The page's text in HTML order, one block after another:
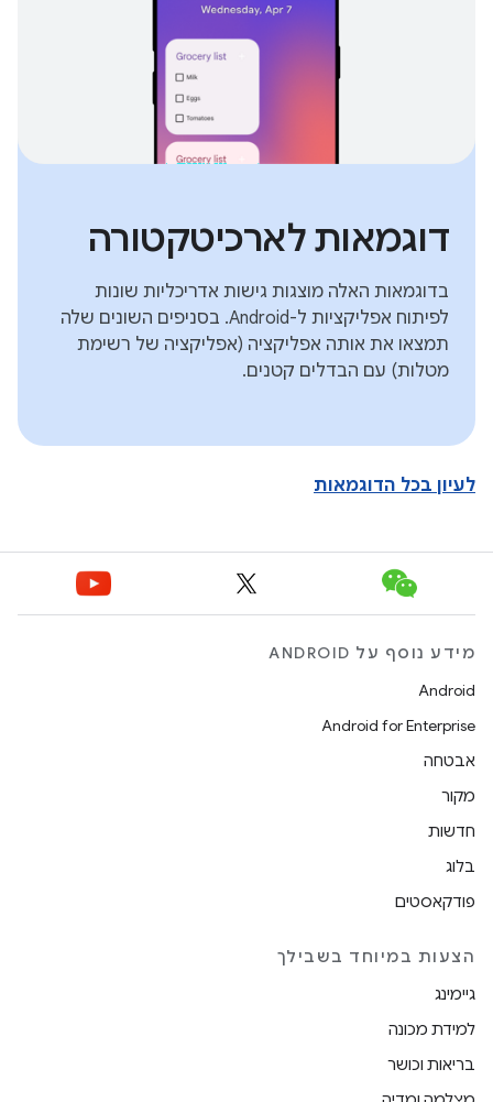
דוגמאות לארכיטקטורה
בדוגמאות האלה מוצגות גישות אדריכליות שונות
לפיתוח אפליקציות ל-Android. בסניפים השונים שלה
תמצאו את אותה אפליקציה (אפליקציה של רשימת
מטלות) עם הבדלים קטנים.
לעיון בכל הדוגמאות
מידע נוסף על ANDROID
Android
Android for Enterprise
אבטחה
מקור
חדשות
בלוג
פודקאסטים
הצעות במיוחד בשבילך
גיימינג
למידת מכונה
בריאות וכושר